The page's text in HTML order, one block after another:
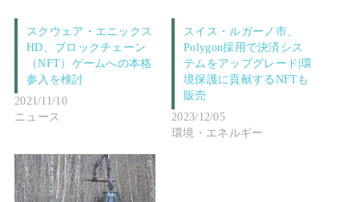
スクウェア・エニックス
HD、ブロックチェーン
（NFT）ゲームへの本格
参入を検討
2021/11/10
ニュース
スイス・ルガーノ市、
Polygon採用で決済シス
テムをアップグレード|環
境保護に貢献するNFTも
販売
2023/12/05
環境・エネルギー